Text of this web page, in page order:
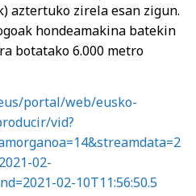
aztertuko zirela esan zigun.
hondeamakina batekin
botatako 6.000 metro
portal/web/eusko-
vid?
02-
02-10T11:56:50.5